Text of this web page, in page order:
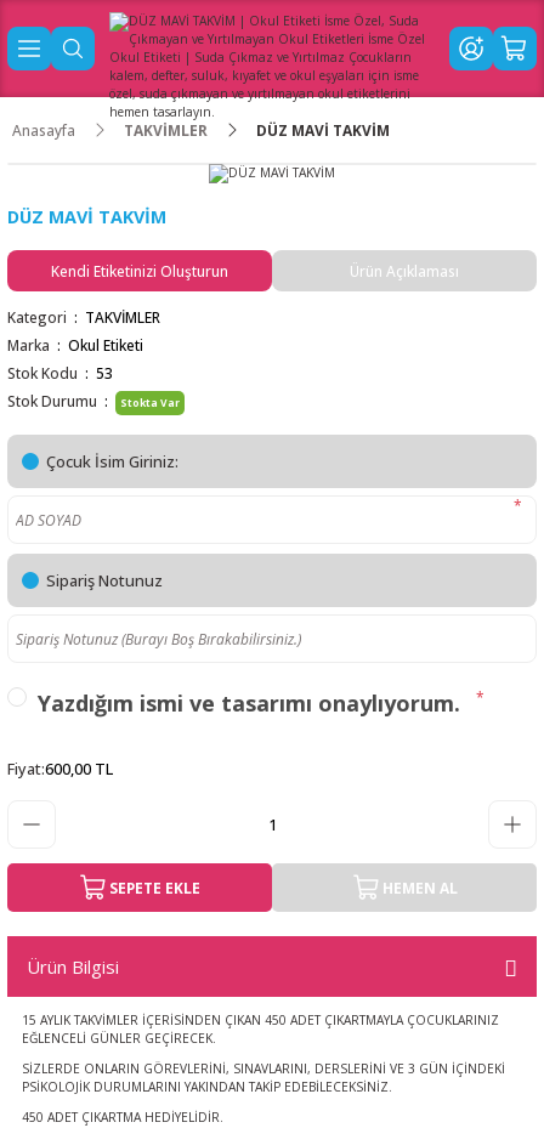
Anasayfa TAKVİMLER DÜZ MAVİ TAKVİM
DÜZ MAVİ TAKVİM
Kendi Etiketinizi Oluşturun Ürün Açıklaması
Kategori
TAKVİMLER
Marka
Okul Etiketi
Stok Kodu
53
Stok Durumu
Stokta Var
Çocuk İsim Giriniz:
*
Sipariş Notunuz
Yazdığım ismi ve tasarımı onaylıyorum. *
Fiyat:600,00 TL
SEPETE EKLE HEMEN AL
Ürün Bilgisi
15 AYLIK TAKVİMLER İÇERİSİNDEN ÇIKAN 450 ADET ÇIKARTMAYLA ÇOCUKLARINIZ
EĞLENCELİ GÜNLER GEÇİRECEK.
SİZLERDE ONLARIN GÖREVLERİNİ, SINAVLARINI, DERSLERİNİ VE 3 GÜN İÇİNDEKİ
PSİKOLOJİK DURUMLARINI YAKINDAN TAKİP EDEBİLECEKSİNİZ.
450 ADET ÇIKARTMA HEDİYELİDİR.